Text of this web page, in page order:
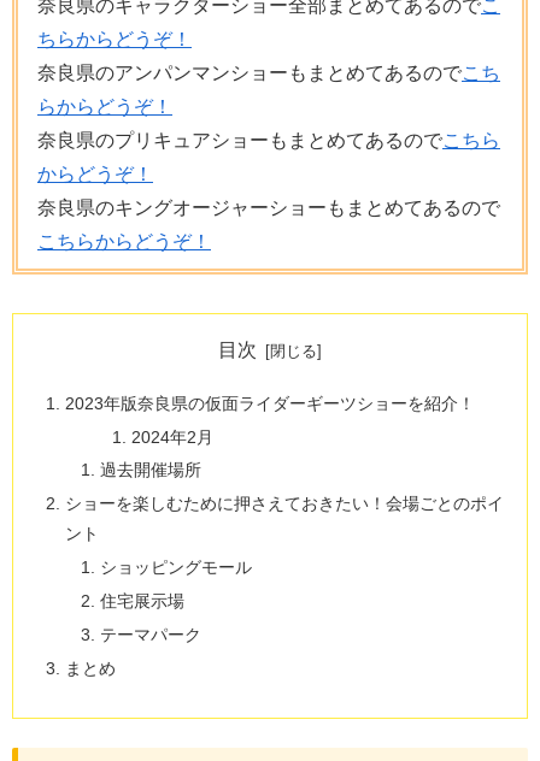
奈良県のキャラクターショー全部まとめてあるのでこ
ちらからどうぞ！
奈良県のアンパンマンショーもまとめてあるのでこち
らからどうぞ！
奈良県のプリキュアショーもまとめてあるのでこちら
からどうぞ！
奈良県のキングオージャーショーもまとめてあるので
こちらからどうぞ！
目次
2023年版奈良県の仮面ライダーギーツショーを紹介！
2024年2月
過去開催場所
ショーを楽しむために押さえておきたい！会場ごとのポイ
ント
ショッピングモール
住宅展示場
テーマパーク
まとめ